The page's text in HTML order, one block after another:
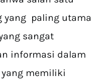
yang paling utama
sangat
informasi dalam
memiliki